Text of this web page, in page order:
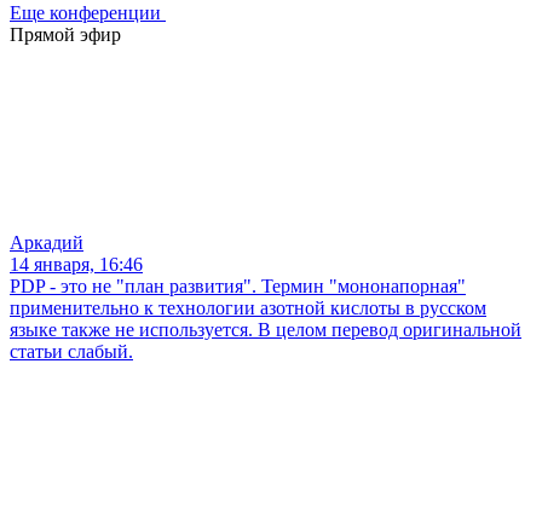
Еще конференции
Прямой эфир
Аркадий
14 января, 16:46
PDP - это не "план развития". Термин "мононапорная"
применительно к технологии азотной кислоты в русском
языке также не используется. В целом перевод оригинальной
статьи слабый.